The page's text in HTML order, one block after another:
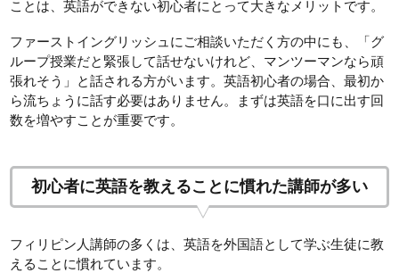
ことは、英語ができない初心者にとって大きなメリットです。
ファーストイングリッシュにご相談いただく方の中にも、「グ
ループ授業だと緊張して話せないけれど、マンツーマンなら頑
張れそう」と話される方がいます。英語初心者の場合、最初か
ら流ちょうに話す必要はありません。まずは英語を口に出す回
数を増やすことが重要です。
初心者に英語を教えることに慣れた講師が多い
フィリピン人講師の多くは、英語を外国語として学ぶ生徒に教
えることに慣れています。